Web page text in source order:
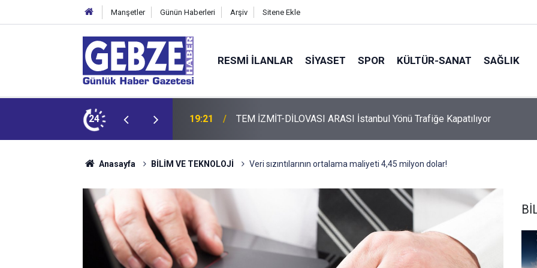
Manşetler Günün Haberleri Arşiv Sitene Ekle
RESMI İLANLAR SİYASET SPOR KÜLTÜR-SANAT SAĞLIK
24
DİLOVASI ARASI İstanbul Yönü Trafiğe Kapatılıyor 19:20 GTO'dan Üyelerine Ticari Fırsat
Anasayfa BİLİM VE TEKNOLOJİ Veri sızıntılarının ortalama maliyeti 4,45 milyon dolar!